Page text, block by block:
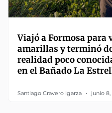
Viajó a Formosa para
amarillas y terminó
realidad poco
en el Bañado La
Santiago Cravero Igarza junio 8,